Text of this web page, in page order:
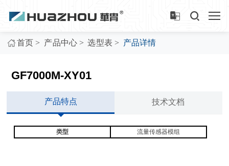
首页 > 产品中心 > 选型表 > 产品详情
GF7000M-XY01
产品特点 技术文档
类型 流量传感器模组